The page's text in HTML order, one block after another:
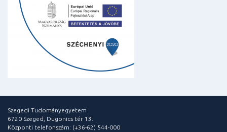
Szegedi Tudományegyetem
6720 Szeged, Dugonics tér 13.
Központi telefonszám: (+36-62) 544-000